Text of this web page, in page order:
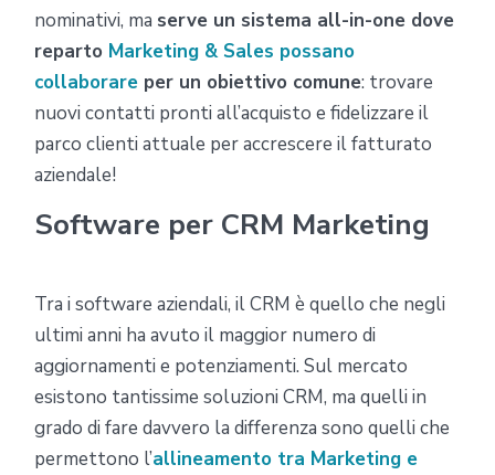
nominativi, ma serve un sistema all-in-one dove
reparto Marketing & Sales possano
collaborare per un obiettivo comune: trovare
nuovi contatti pronti all’acquisto e fidelizzare il
parco clienti attuale per accrescere il fatturato
aziendale!
Software per CRM Marketing
Tra i software aziendali, il CRM è quello che negli
ultimi anni ha avuto il maggior numero di
aggiornamenti e potenziamenti. Sul mercato
esistono tantissime soluzioni CRM, ma quelli in
grado di fare davvero la differenza sono quelli che
permettono l’allineamento tra Marketing e